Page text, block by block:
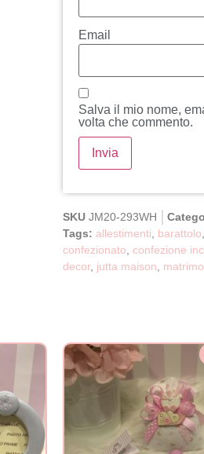
Email
Salva il mio nome,
volta che commento.
SKU JM20-293WH
Tags: allestimenti, barattolo,
confezionato, confezione
decor, jutta maison,